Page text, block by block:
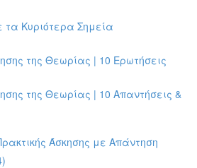
τα Κυριότερα Σημεία
της Θεωρίας | 10 Ερωτήσεις
της Θεωρίας | 10 Απαντήσεις &
Άσκησης με Απάντηση